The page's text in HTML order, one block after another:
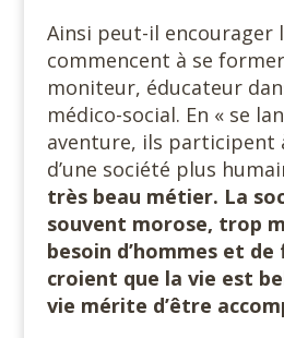
Ainsi peut-il encourager
commencent à se
moniteur, éducateur
médico-social. En « se
aventure, ils participent
d’une société plus
très beau métier. La
souvent morose, trop
besoin d’hommes et de
croient que la vie est
vie mérite d’être